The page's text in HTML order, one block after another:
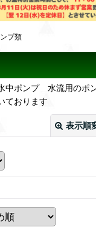
プ類
中ポンプ 水流用のポ
ております
表示順